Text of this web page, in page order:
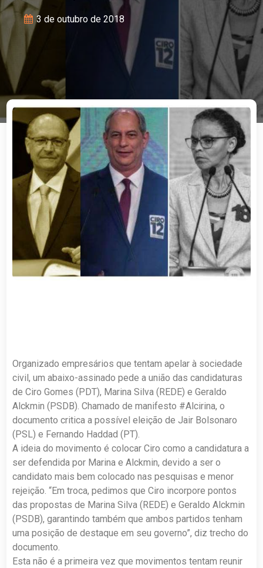
3 de outubro de 2018
Organizado empresários que tentam apelar à sociedade
civil, um abaixo-assinado pede a união das candidaturas
de Ciro Gomes (PDT), Marina Silva (REDE) e Geraldo
Alckmin (PSDB). Chamado de manifesto #Alcirina, o
documento critica a possível eleição de Jair Bolsonaro
(PSL) e Fernando Haddad (PT).
A ideia do movimento é colocar Ciro como a candidatura a
ser defendida por Marina e Alckmin, devido a ser o
candidato mais bem colocado nas pesquisas e menor
rejeição. “Em troca, pedimos que Ciro incorpore pontos
das propostas de Marina Silva (REDE) e Geraldo Alckmin
(PSDB), garantindo também que ambos partidos tenham
uma posição de destaque em seu governo”, diz trecho do
documento.
Esta não é a primeira vez que movimentos tentam reunir